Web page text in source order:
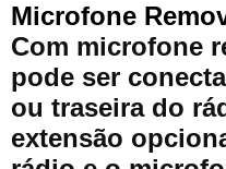
Microfone
Com microfone
pode ser
ou traseira do
extensão